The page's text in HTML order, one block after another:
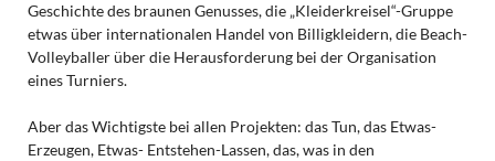
Geschichte des braunen Genusses, die „Kleiderkreisel“-Gruppe
etwas über internationalen Handel von Billigkleidern, die Beach-
Volleyballer über die Herausforderung bei der Organisation
eines Turniers.
Aber das Wichtigste bei allen Projekten: das Tun, das Etwas-
Erzeugen, Etwas- Entstehen-Lassen, das, was in den